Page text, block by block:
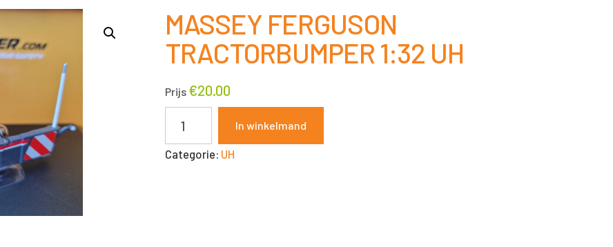
MASSEY FERGUSON
TRACTORBUMPER 1:32 UH
Prijs €20.00
TRACTORBUMPER
In winkelmand
Categorie: UH